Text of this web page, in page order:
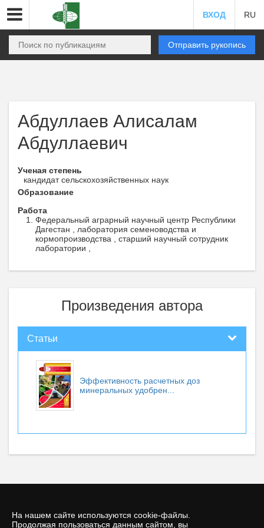
На нашем сайте используются cookie-файлы.
Продолжая пользоваться данным сайтом, вы
ВХОД RU
Отправить рукопись
Абдуллаев Алисалам
Абдуллаевич
Ученая степень
кандидат сельскохозяйственных наук
Образование
Работа
Федеральный аграрный научный центр Республики
Дагестан , лаборатория семеноводства и
кормопроизводства , старший научный сотрудник
лаборатории ,
Произведения автора
Статьи
Эффективность расчетных доз
минеральных удобрен...